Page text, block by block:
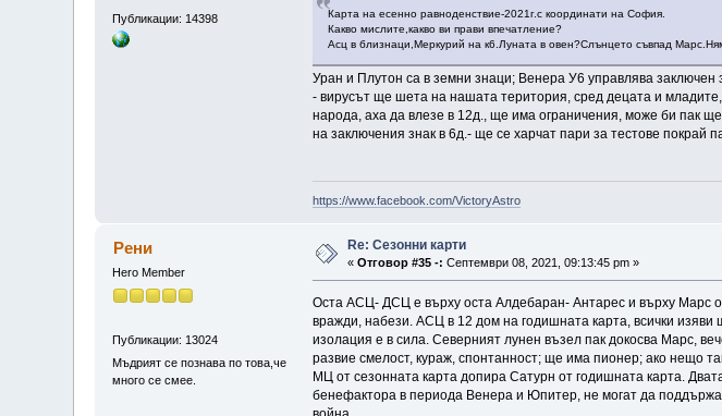
Публикации: 14398
Карта на есенно равноденствие-2021г.с координати на София.
Какво мислите,какво ви прави впечатление?
Асц в близнаци,Меркурий на к6.Луната в овен?Слънцето съвпад
Уран и Плутон са в земни знаци; Венера У6 управлява
- вирусът ще шета на нашата територия, сред децата и
народа, аха да влезе в 12д., ще има ограничения, може би пак
на заключения знак в 6д.- ще се харчат пари за тестове покрай
https://www.facebook.com/VictoryAstro
Рени
Hero Member
Публикации: 13024
Мъдрият се познава по това,че
много се смее.
Re: Сезонни карти
«Отговор #35 -: Септември 08, 2021, 09:13:45 pm »
Оста АСЦ- ДСЦ е върху оста Алдебаран- Антарес и върху Марс
вражди, набези. АСЦ в 12 дом на годишната карта, всички
изолация е в сила. Северният лунен възел пак докосва Марс,
развие смелост, кураж, спонтанност; ще има пионер; ако нещо
МЦ от сезонната карта допира Сатурн от годишната карта.
бенефактора в периода Венера и Юпитер, не могат да